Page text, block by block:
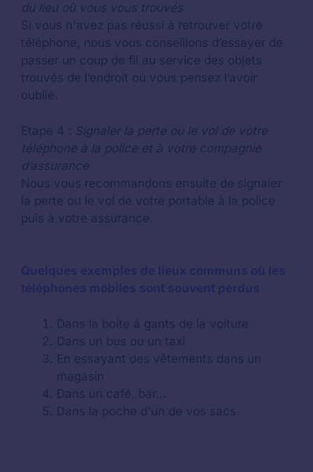
du lieu où vous vous trouvés
Si vous n'avez pas réussi à retrouver votre
téléphone, nous vous conseillons d’essayer de
passer un coup de fil au service des objets
trouvés de l’endroit où vous pensez l’avoir
oublié.
Etape 4 : Signaler la perte ou le vol de votre
téléphone à la police et à votre compagnie
d’assurance
Nous vous recommandons ensuite de signaler
la perte ou le vol de votre portable à la police
puis à votre assurance.
Dans la boite à gants de la voiture
Dans un bus ou un taxi
En essayant des vêtements dans un
magasin
Dans un café, bar…
Dans la poche d'un de vos sacs